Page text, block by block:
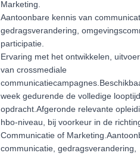
Marketing.
Aantoonbare kennis van
gedragsverandering,
participatie.
Ervaring met het ontwikkelen,
van crossmediale
week gedurende de volledige
opdracht.Afgeronde relevante
hbo-niveau, bij voorkeur in de
Communicatie of
communicatie, gedragsverandering,